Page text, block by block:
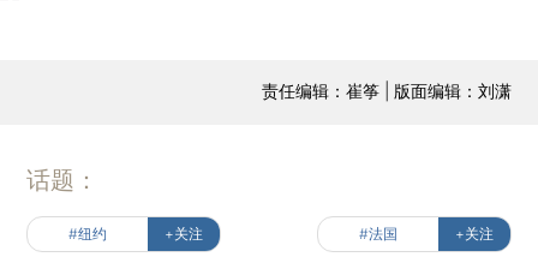
责任编辑：崔筝 | 版面编辑：刘潇
话题：
#纽约 +关注 #法国 +关注